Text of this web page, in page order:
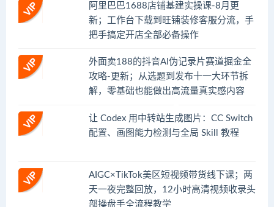
阿里巴巴1688店铺基建实操课-8月更
新；工作台下载到旺铺装修客服分流，手
把手搞定开店全部必备操作
外面卖188的抖音AI伪记录片赛道掘金全
攻略-更新；从选题到发布十一大环节拆
解，零基础也能做出高流量真实感内容
让 Codex 用中转站生成图片：CC Switch
配置、画图能力检测与全局 Skill 教程
AIGC×TikTok美区短视频带货线下课；两
天一夜完整回放，12小时高清视频收录头
部操盘手全流程教学